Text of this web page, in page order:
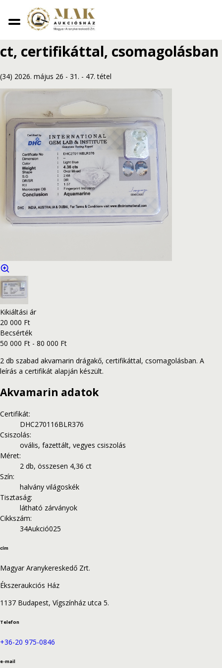
2 db foglalatlan akvamarin, 4,36
ct, certifikáttal, csomagolásban
(34) 2026. május 26 - 31. - 47. tétel
Kikiáltási ár
20 000 Ft
Becsérték
50 000 Ft - 80 000 Ft
2 db szabad akvamarin drágakő, certifikáttal, csomagolásban. A
leírás a certifikát alapján készült.
Akvamarin adatok
Certifikát:
DHC270116BLR376
Csiszolás:
ovális, fazettált, vegyes csiszolás
Méret:
2 db, összesen 4,36 ct
Szín:
halvány világoskék
Tisztaság:
látható zárványok
Cikkszám:
34Aukció025
cím
Magyar Aranykereskedő Zrt.
Ékszeraukciós Ház
1137 Budapest, Vígszínház utca 5.
Telefon
+36-20 975-0846
e-mail